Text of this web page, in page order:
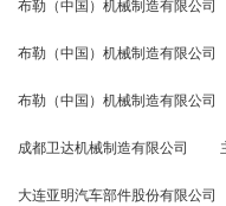
布勒（中国）机械制造有限
布勒（中国）机械制造有限公
成都卫达机械制造有限公司
大连亚明汽车部件股份有限